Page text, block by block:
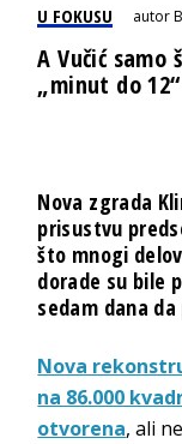
U FOKUSU autor
A Vučić samo
„minut do
Nova zgrada
prisustvu
što mnogi
dorade su bile
sedam dana
Nova
na 86.000
otvorena, ali